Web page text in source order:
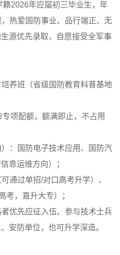
2026年应届初三毕业生，年
热爱国防事业、品行端正、无
源优先录取，自愿接受全军事
养班（省级国防教育科普基地
项配额，额满即止，不占用
：国防电子技术应用、国防汽
息运维方向）；
通过单招/对口高考升学）、
考，直升大专）；
优先应征入伍、参与技术士兵
安防单位，也可升学深造。